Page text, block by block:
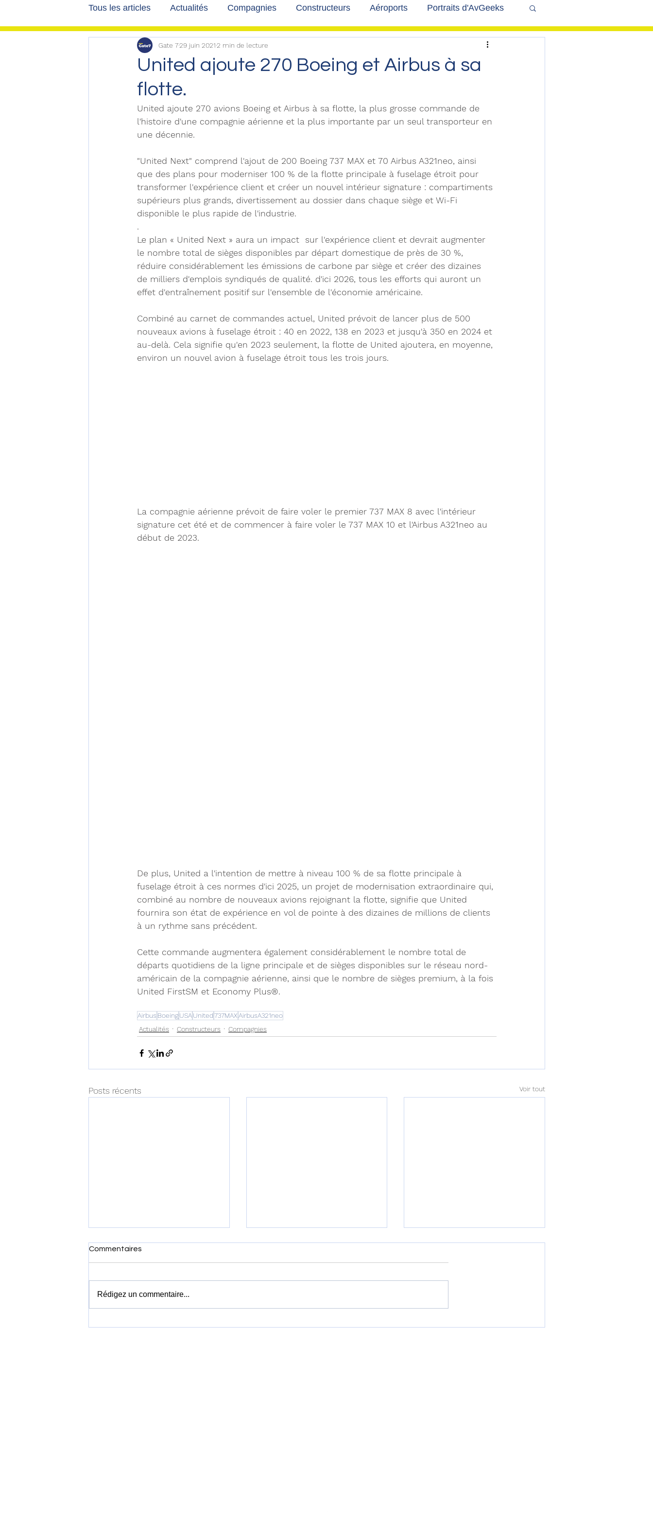
Tous les articles Actualités Compagnies Constructeurs Aéroports Portraits d'AvGeeks
Les tribunes de Gate7 album photo Coté Coulisses
Voyages Reportages
United ajoute 270 Boeing et Airbus à sa
flotte.
Gate 729 juin 20212 min de lecture
United ajoute 270 avions Boeing et Airbus à sa flotte, la plus grosse commande de
l'histoire d'une compagnie aérienne et la plus importante par un seul transporteur en
une décennie.
"United Next" comprend l'ajout de 200 Boeing 737 MAX et 70 Airbus A321neo, ainsi
que des plans pour moderniser 100 % de la flotte principale à fuselage étroit pour
transformer l'expérience client et créer un nouvel intérieur signature : compartiments
supérieurs plus grands, divertissement au dossier dans chaque siège et Wi-Fi
disponible le plus rapide de l'industrie.
.
Le plan « United Next » aura un impact  sur l'expérience client et devrait augmenter
le nombre total de sièges disponibles par départ domestique de près de 30 %,
réduire considérablement les émissions de carbone par siège et créer des dizaines
de milliers d'emplois syndiqués de qualité. d'ici 2026, tous les efforts qui auront un
effet d'entraînement positif sur l'ensemble de l'économie américaine.
Combiné au carnet de commandes actuel, United prévoit de lancer plus de 500
nouveaux avions à fuselage étroit : 40 en 2022, 138 en 2023 et jusqu'à 350 en 2024 et
au-delà. Cela signifie qu'en 2023 seulement, la flotte de United ajoutera, en moyenne,
environ un nouvel avion à fuselage étroit tous les trois jours.
La compagnie aérienne prévoit de faire voler le premier 737 MAX 8 avec l'intérieur
signature cet été et de commencer à faire voler le 737 MAX 10 et l'Airbus A321neo au
début de 2023.
De plus, United a l'intention de mettre à niveau 100 % de sa flotte principale à
fuselage étroit à ces normes d'ici 2025, un projet de modernisation extraordinaire qui,
combiné au nombre de nouveaux avions rejoignant la flotte, signifie que United
fournira son état de expérience en vol de pointe à des dizaines de millions de clients
à un rythme sans précédent.
Cette commande augmentera également considérablement le nombre total de
départs quotidiens de la ligne principale et de sièges disponibles sur le réseau nord-
américain de la compagnie aérienne, ainsi que le nombre de sièges premium, à la fois
United FirstSM et Economy Plus®.
Airbus BoeingUSAUnited737MAXAirbusA321neo
Actualités
Constructeurs Compagnies
Posts récents Voir tout
Commentaires
Rédigez un commentaire...